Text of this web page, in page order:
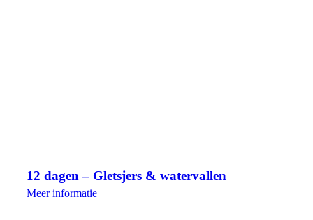
12 dagen – Gletsjers & watervallen
Meer informatie